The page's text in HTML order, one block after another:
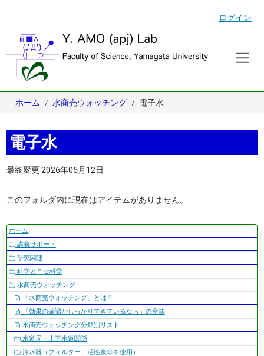
ログイン
ホーム 水商売ウォッチング 電子水
電子水
最終変更 2026年05月12日
このフォルダ内に現在はアイテムがありません。
ナ
ビ
ゲ
ー
シ
ョ
ン
ホーム
講義サポート
研究関連
科学とニセ科学
水商売ウォッチング
「水商売ウォッチング」とは？
「効果の確認がしっかりできているなら」の意味
水商売ウォッチング分類別リスト
水道局・上下水道関係
浄水器（フィルター、活性炭等を使用）